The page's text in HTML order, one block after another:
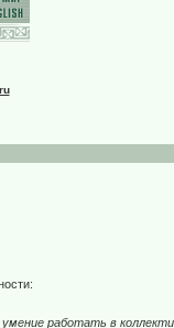
работать в